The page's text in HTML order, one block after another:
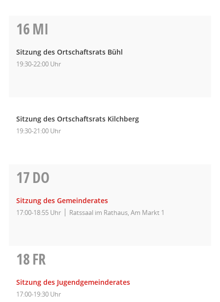
16MI
Sitzung des Ortschaftsrats Bühl
19:30-22:00 Uhr
Sitzung des Ortschaftsrats Kilchberg
19:30-21:00 Uhr
17DO
Sitzung des Gemeinderates
17:00-18:55 Uhr Ratssaal im Rathaus, Am Markt 1
18FR
Sitzung des Jugendgemeinderates
17:00-19:30 Uhr